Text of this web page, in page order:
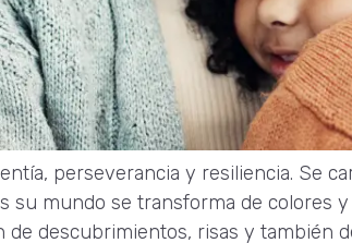
perseverancia y resiliencia. Se
su mundo se transforma de colores
descubrimientos, risas y también